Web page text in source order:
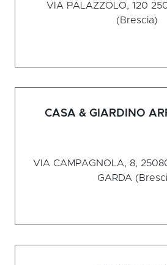
VIA PALAZZOLO, 120
(Brescia)
CASA & GIARDINO
VIA CAMPAGNOLA, 8,
GARDA